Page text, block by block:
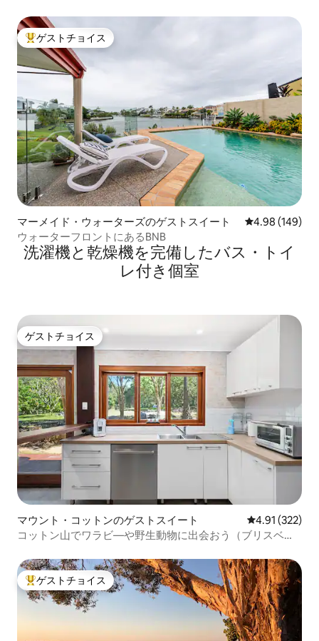
大好評のゲストチョイスです。
ゲストチョイス
マーメイド・ウォーターズのゲストスイート レビュー149
4.98 (149)
ウォーターフロントにあるBNB
洗濯機と乾燥機を完備したバス・トイ
レ付き個室
ゲストチョイス
ゲストチョイス
マウント・コットンのゲストスイート レビュー322
4.91 (322)
コットン山でワラビ―や野生動物に出会おう（ブリスベン
大好評のゲストチョイスです。
ゲストチョイス